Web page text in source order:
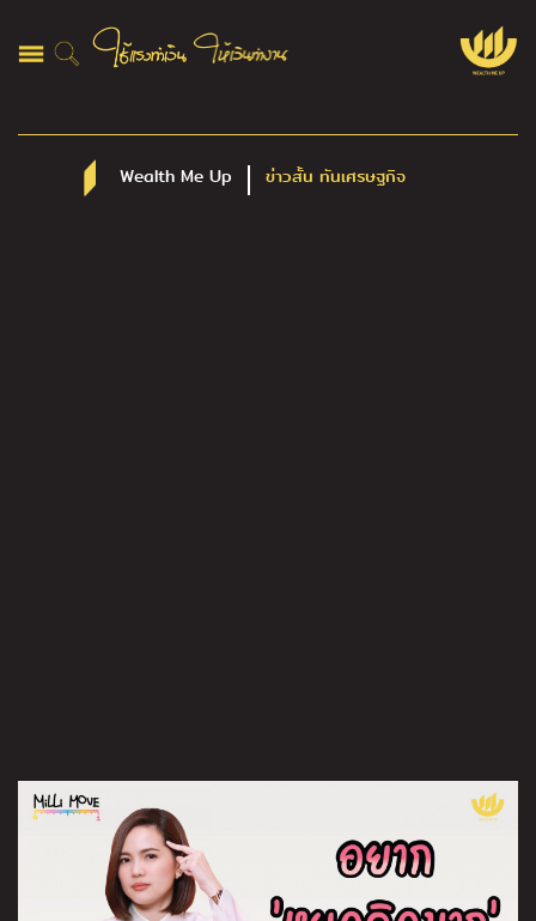
Wealth Me Up ข่าวสั้น ทันเศรษฐกิจ